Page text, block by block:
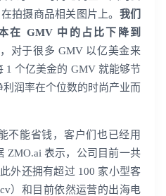
拍摄商品相关图片上。 我们
在 GMV 中的占比下降到
对于很多 GMV 以亿美金来
1 个亿美金的 GMV 就能够节
润率在个位数的时尚产业而
不能省钱，客户们也已经用
ZMO.ai 表示，公司目前一共
外还拥有超过 100 家小型客
）和目前依然运营的出海电